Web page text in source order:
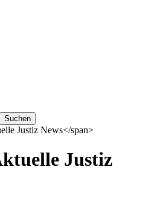
Suchen
Justiz News</span>
Justiz